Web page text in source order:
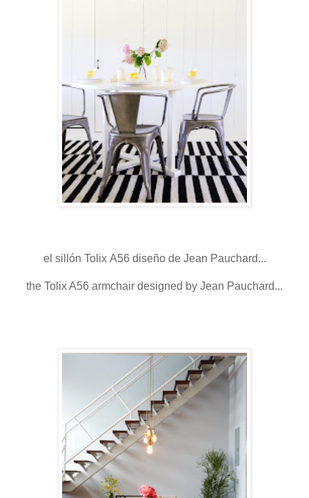
el sillón Tolix A56 diseño de Jean Pauchard...
the Tolix A56 armchair designed by Jean Pauchard...